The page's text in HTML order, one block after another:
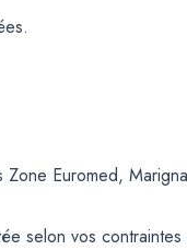
Euromed,
selon vos